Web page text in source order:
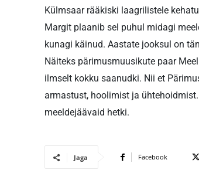
Külmsaar rääkiski laagrilistele
Margit plaanib sel puhul midagi
kunagi käinud. Aastate jooksul on
Näiteks pärimusmuusikute paar
ilmselt kokku saanudki. Nii et
armastust, hoolimist ja
meeldejäävaid hetki.
Jaga Facebook